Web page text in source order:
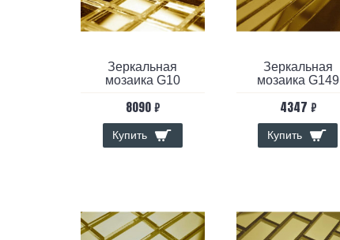
Зеркальная
мозаика G10
8090 ₽
Купить
Зеркальная
мозаика G149
4347 ₽
Купить